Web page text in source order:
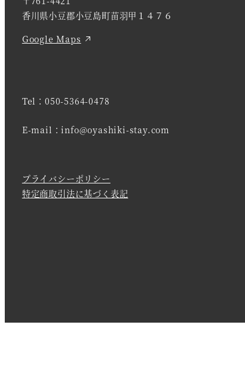
香川県小豆郡小豆島町苗羽甲１４７６
Google Maps
Tel： 050-5364-0478
E-mail：info@oyashiki-stay.com
プライバシーポリシー
特定商取引法に基づく表記